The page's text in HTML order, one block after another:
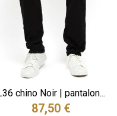
chino Noir | pantalon...
87,50 €